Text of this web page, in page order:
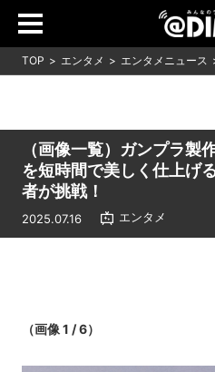
TOP エンタメ エンタメニュース
（画像一覧）ガンプラ製
を短時間で美しく仕上げ
者が挑戦！
2025.07.16 エンタメ
（画像 1 / 6）